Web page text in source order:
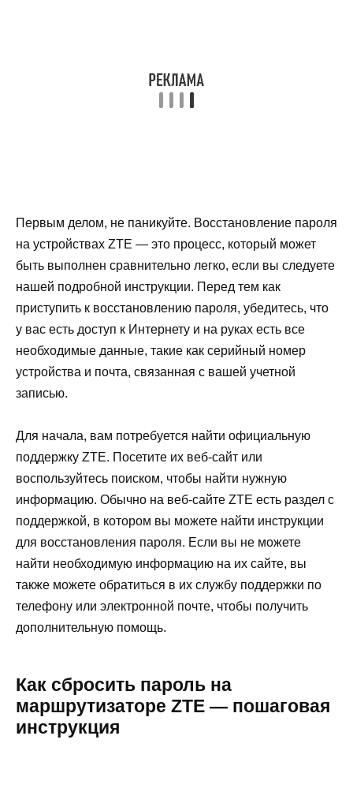
Первым делом, не паникуйте. Восстановление пароля
на устройствах ZTE — это процесс, который может
быть выполнен сравнительно легко, если вы следуете
нашей подробной инструкции. Перед тем как
приступить к восстановлению пароля, убедитесь, что
у вас есть доступ к Интернету и на руках есть все
необходимые данные, такие как серийный номер
устройства и почта, связанная с вашей учетной
записью.
Для начала, вам потребуется найти официальную
поддержку ZTE. Посетите их веб-сайт или
воспользуйтесь поиском, чтобы найти нужную
информацию. Обычно на веб-сайте ZTE есть раздел с
поддержкой, в котором вы можете найти инструкции
для восстановления пароля. Если вы не можете
найти необходимую информацию на их сайте, вы
также можете обратиться в их службу поддержки по
телефону или электронной почте, чтобы получить
дополнительную помощь.
Как сбросить пароль на
маршрутизаторе ZTE — пошаговая
инструкция